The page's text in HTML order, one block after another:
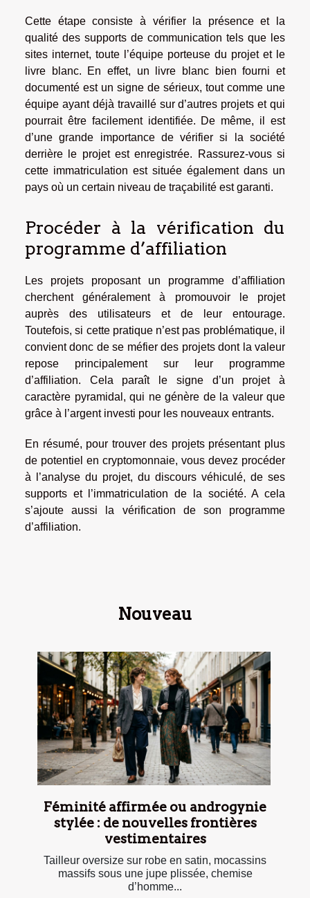
Cette étape consiste à vérifier la présence et la
qualité des supports de communication tels que les
sites internet, toute l’équipe porteuse du projet et le
livre blanc. En effet, un livre blanc bien fourni et
documenté est un signe de sérieux, tout comme une
équipe ayant déjà travaillé sur d’autres projets et qui
pourrait être facilement identifiée. De même, il est
d’une grande importance de vérifier si la société
derrière le projet est enregistrée. Rassurez-vous si
cette immatriculation est située également dans un
pays où un certain niveau de traçabilité est garanti.
Procéder à la vérification du
programme d’affiliation
Les projets proposant un programme d’affiliation
cherchent généralement à promouvoir le projet
auprès des utilisateurs et de leur entourage.
Toutefois, si cette pratique n’est pas problématique, il
convient donc de se méfier des projets dont la valeur
repose principalement sur leur programme
d’affiliation. Cela paraît le signe d’un projet à
caractère pyramidal, qui ne génère de la valeur que
grâce à l’argent investi pour les nouveaux entrants.
En résumé, pour trouver des projets présentant plus
de potentiel en cryptomonnaie, vous devez procéder
à l’analyse du projet, du discours véhiculé, de ses
supports et l’immatriculation de la société. A cela
s’ajoute aussi la vérification de son programme
d’affiliation.
Nouveau
Féminité affirmée ou androgynie
stylée : de nouvelles frontières
vestimentaires
Tailleur oversize sur robe en satin, mocassins
massifs sous une jupe plissée, chemise
d’homme...